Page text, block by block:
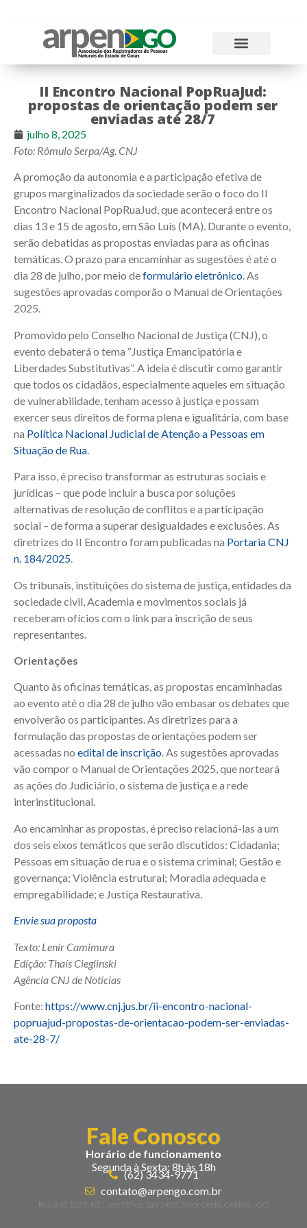
II Encontro Nacional PopRuaJud:
propostas de orientação podem ser
enviadas até 28/7
julho 8, 2025
Foto: Rômulo Serpa/Ag. CNJ
A promoção da autonomia e a participação efetiva de
grupos marginalizados da sociedade serão o foco do II
Encontro Nacional PopRuaJud, que acontecerá entre os
dias 13 e 15 de agosto, em São Luís (MA). Durante o evento,
serão debatidas as propostas enviadas para as oficinas
temáticas. O prazo para encaminhar as sugestões é até o
dia 28 de julho, por meio deformulário eletrônico. As
sugestões aprovadas comporão o Manual de Orientações
2025.
Promovido pelo Conselho Nacional de Justiça (CNJ), o
evento debaterá o tema “Justiça Emancipatória e
Liberdades Substitutivas”. A ideia é discutir como garantir
que todos os cidadãos, especialmente aqueles em situação
de vulnerabilidade, tenham acesso à justiça e possam
exercer seus direitos de forma plena e igualitária, com base
na Política Nacional Judicial de Atenção a Pessoas em
Situação de Rua
Para isso, é preciso transformar as estruturas sociais e
jurídicas – que pode incluir a busca por soluções
alternativas de resolução de conflitos e a participação
social – de forma a superar desigualdades e exclusões. As
diretrizes do II Encontro foram publicadas na Portaria CNJ
n. 184/2025.
Os tribunais, instituições do sistema de justiça, entidades da
sociedade civil, Academia e movimentos sociais já
receberam ofícios com o link para inscrição de seus
representantes.
Orientações
Quanto às oficinas temáticas, as propostas encaminhadas
ao evento até o dia 28 de julho vão embasar os debates que
envolverão os participantes. As diretrizes para a
formulação das propostas de orientações podem ser
acessadas no edital de inscrição. As sugestões aprovadas
vão compor o Manual de Orientações 2025, que norteará
as ações do Judiciário, o sistema de justiça e a rede
interinstitucional.
Ao encaminhar as propostas, é preciso relacioná-las a um
dos seis eixos temáticos que serão discutidos: Cidadania;
Pessoas em situação de rua e o sistema criminal; Gestão e
governança; Violência estrutural; Moradia adequada e
empregabilidade; e Justiça Restaurativa.
Envie sua proposta
Texto: Lenir Camimura
Edição: Thaís Cieglinski
Agência CNJ de Notícias
Fonte: https://www.cnj.jus.br/ii-encontro-nacional-
popruajud-propostas-de-orientacao-podem-ser-enviadas-
ate-28-7/
Fale Conosco
Horário de funcionamento
Segunda à Sexta: 8h às 18h
(62) 3434-9771
contato@arpengo.com.br
Rua 3, nº 1022, Ed. West Office, Sala 1402, Setor Oeste. Goiânia – GO